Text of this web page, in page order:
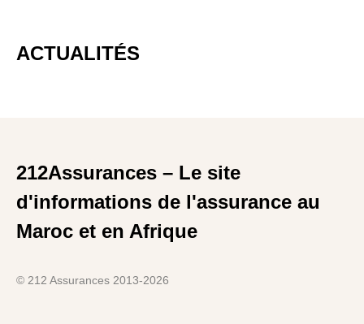
ACTUALITÉS
212Assurances – Le site
d'informations de l'assurance au
Maroc et en Afrique
© 212 Assurances 2013-2026